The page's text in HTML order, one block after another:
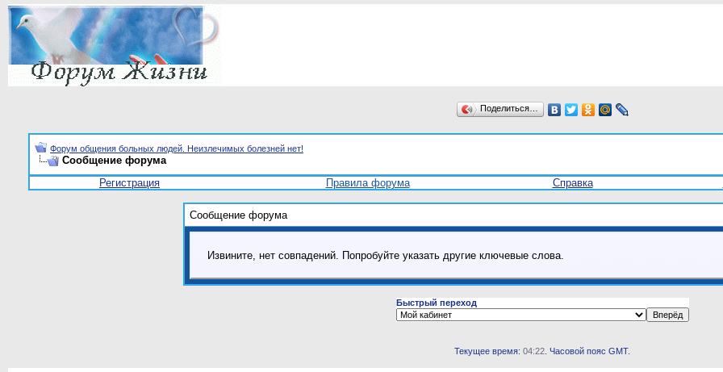
Поделиться…
Форум общения больных людей. Неизлечимых болезней нет!
Сообщение форума
Регистрация Правила форума Справка
Сообщение форума
Извините, нет совпадений. Попробуйте указать другие ключевые слова.
Быстрый переход
Текущее время: 04:22 . Часовой пояс GMT.